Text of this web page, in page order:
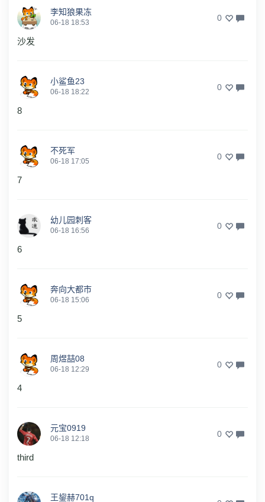
李知狼果冻
06-18 18:53 0
沙发
小鲨鱼23
06-18 18:22 0
8
不死军
06-18 17:05 0
7
幼儿园刺客
06-18 16:56 0
6
奔向大都市
06-18 15:06 0
5
周煜喆08
06-18 12:29 0
4
元宝0919
06-18 12:18 0
third
王鋆赫701q